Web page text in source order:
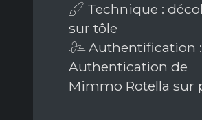
Technique :
sur tôle
Authentification :
Authentication de
Mimmo Rotella sur